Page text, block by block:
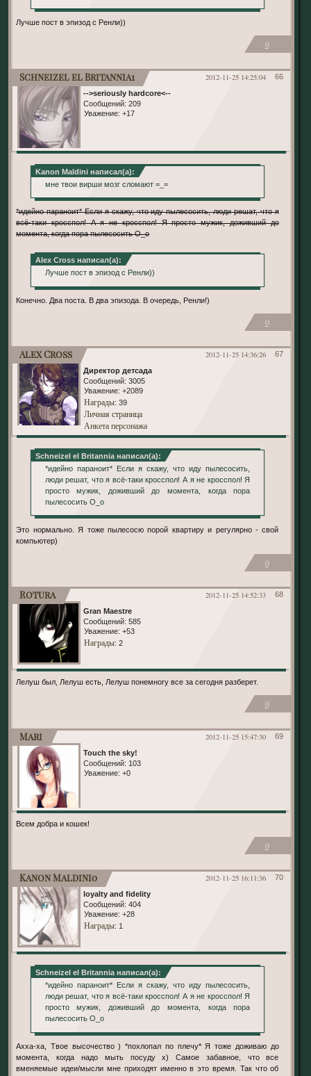
Лучше пост в эпизод с Ренли))
0
66
2012-11-25 14:25:04
Schneizel el Britannia1
-->seriously hardcore<--
Сообщений: 209
Уважение: +17
Kanon Maldini написал(а):
мне твои вирши мозг сломают =_=
*идейно параноит* Если я скажу, что иду пылесосить, люди решат, что я
всё-таки кросспол! А я не кросспол! Я просто мужик, доживший до
момента, когда пора пылесосить О_о
Alex Cross написал(а):
Лучше пост в эпизод с Ренли))
Конечно. Два поста. В два эпизода. В очередь, Ренли!)
0
67
2012-11-25 14:36:26
Alex Cross
Директор детсада
Сообщений: 3005
Уважение: +2089
Награды: 39
Личная страница
Анкета персонажа
Schneizel el Britannia написал(а):
*идейно параноит* Если я скажу, что иду пылесосить,
люди решат, что я всё-таки кросспол! А я не кросспол! Я
просто мужик, доживший до момента, когда пора
пылесосить О_о
Это нормально. Я тоже пылесосю порой квартиру и регулярно - свой
компьютер)
0
68
2012-11-25 14:52:33
Rotura
Gran Maestre
Сообщений: 585
Уважение: +53
Награды: 2
Лелуш был, Лелуш есть, Лелуш понемногу все за сегодня разберет.
0
69
2012-11-25 15:47:30
Mari
Touch the sky!
Сообщений: 103
Уважение: +0
Всем добра и кошек!
0
70
2012-11-25 16:11:36
Kanon Maldini0
loyalty and fidelity
Сообщений: 404
Уважение: +28
Награды: 1
Schneizel el Britannia написал(а):
*идейно параноит* Если я скажу, что иду пылесосить,
люди решат, что я всё-таки кросспол! А я не кросспол! Я
просто мужик, доживший до момента, когда пора
пылесосить О_о
Ахха-ха, Твое высочество ) *похлопал по плечу* Я тоже доживаю до
момента, когда надо мыть посуду х) Самое забавное, что все
вменяемые идеи/мысли мне приходят именно в это время. Так что об